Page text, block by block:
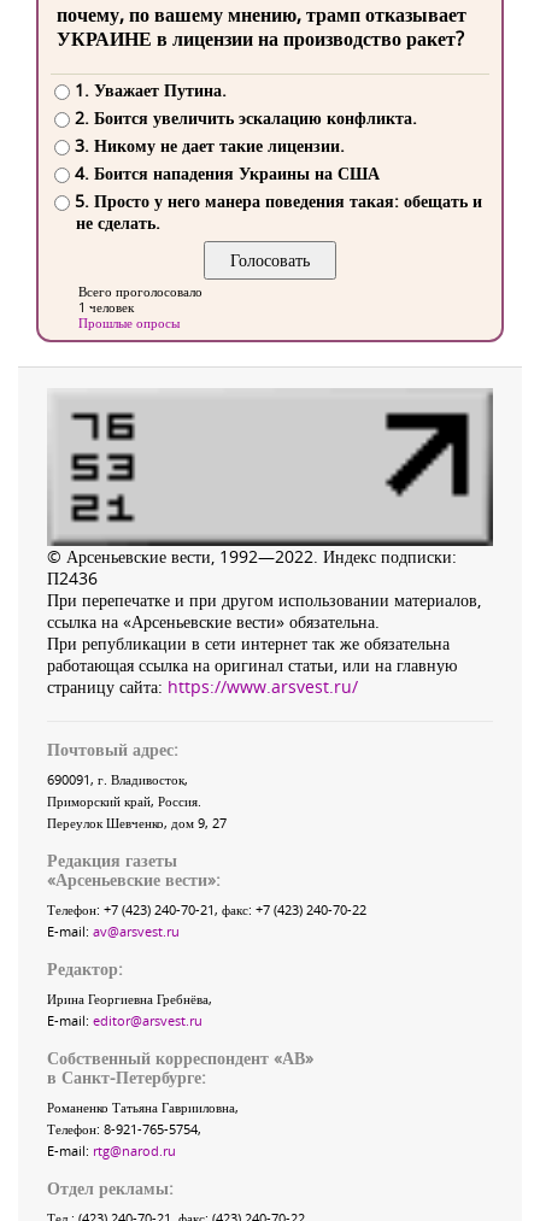
почему, по вашему мнению, трамп отказывает
УКРАИНЕ в лицензии на производство ракет?
1. Уважает Путина.
2. Боится увеличить эскалацию конфликта.
3. Никому не дает такие лицензии.
4. Боится нападения Украины на США
5. Просто у него манера поведения такая: обещать и
не сделать.
Всего проголосовало
1 человек
Прошлые опросы
© Арсеньевские вести, 1992—2022. Индекс подписки:
П2436
При перепечатке и при другом использовании материалов,
ссылка на «Арсеньевские вести» обязательна.
При републикации в сети интернет так же обязательна
работающая ссылка на оригинал статьи, или на главную
страницу сайта: https://www.arsvest.ru/
Почтовый адрес:
690091, г. Владивосток,
Приморский край, Россия
Переулок Шевченко, дом 9, 27
Редакция газеты
«Арсеньевские вести»:
Телефон: +7 (423) 240-70-21, факс: +7 (423) 240-70-22
E-mail: av@arsvest.ru
Редактор:
Ирина Георгиевна Гребнёва,
E-mail: editor@arsvest.ru
Собственный корреспондент «АВ»
в Санкт-Петербурге:
Романенко Татьяна Гаврииловна,
Телефон: 8-921-765-5754,
E-mail: rtg@narod.ru
Отдел рекламы: